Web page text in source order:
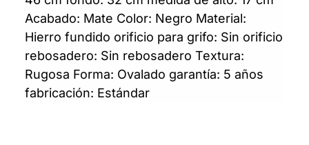
Acabado: Mate Color: Negro Material:
Hierro fundido orificio para grifo: Sin orificio
rebosadero: Sin rebosadero Textura:
Rugosa Forma: Ovalado garantía: 5 años
fabricación: Estándar